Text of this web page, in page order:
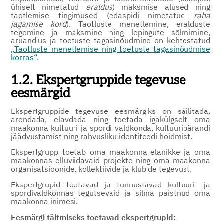
ühiselt nimetatud eraldus) maksmise alused ning
taotlemise tingimused (edaspidi nimetatud raha
jagamise kord). Taotluste menetlemine, eralduste
tegemine ja maksmine ning lepingute sõlmimine,
aruandlus ja toetuste tagasinõudmine on kehtestatud
„Taotluste menetlemise ning toetuste tagasinõudmise
korras“.
1.2. Ekspertgruppide tegevuse
eesmärgid
Ekspertgruppide tegevuse eesmärgiks on säilitada,
arendada, elavdada ning toetada igakülgselt oma
maakonna kultuuri ja spordi valdkonda, kultuuripärandi
jäädvustamist ning rahvusliku identiteedi hoidmist.
Ekspertgrupp toetab oma maakonna elanikke ja oma
maakonnas elluviidavaid projekte ning oma maakonna
organisatsioonide, kollektiivide ja klubide tegevust.
Ekspertgrupid toetavad ja tunnustavad kultuuri- ja
spordivaldkonnas tegutsevaid ja silma paistnud oma
maakonna inimesi.
Eesmärgi täitmiseks toetavad ekspertgrupid: